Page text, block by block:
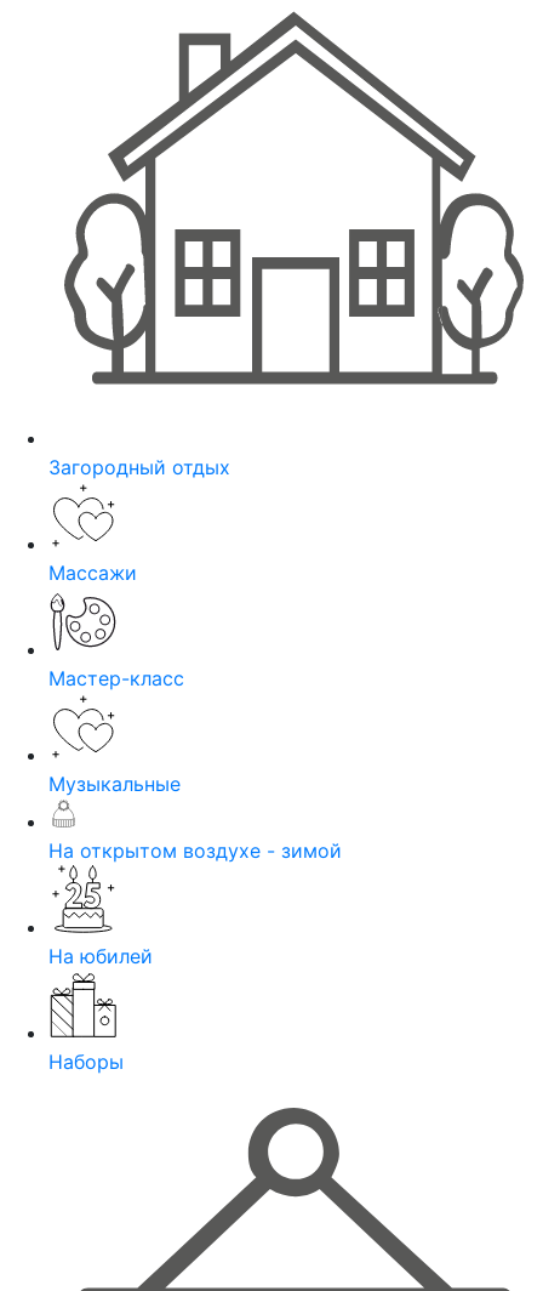
Загородный отдых
Массажи
Мастер-класс
Музыкальные
На открытом воздухе - зимой
На юбилей
Наборы